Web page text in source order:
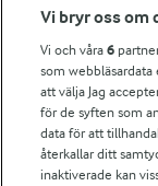
Fler Arlasajter
För ägare
Arlas kundportal
Arla.com
Falbygdens Ost
Arla webbshop
Vi bryr oss om
Vi och våra6
som
att välja Jag
för de syften som
data för att
återkallar ditt
inaktiverade kan